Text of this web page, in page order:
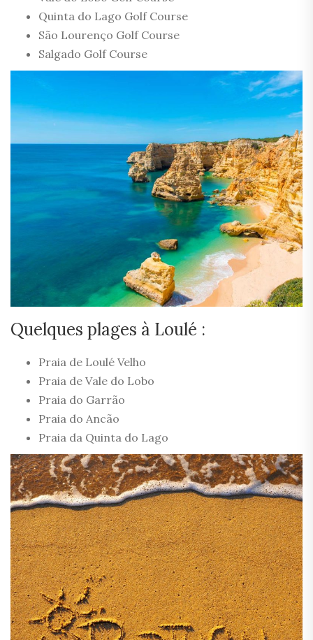
Quinta do Lago Golf Course
São Lourenço Golf Course
Salgado Golf Course
Quelques plages à Loulé :
Praia de Loulé Velho
Praia de Vale do Lobo
Praia do Garrão
Praia do Ancão
Praia da Quinta do Lago